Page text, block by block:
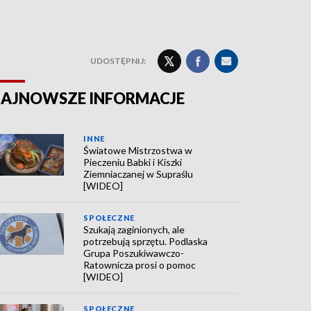
UDOSTĘPNIJ:
INFORMACJE
INNE
Światowe Mistrzostwa w
Pieczeniu Babki i Kiszki
Ziemniaczanej w Supraślu
[WIDEO]
SPOŁECZNE
Szukają zaginionych, ale
potrzebują sprzętu. Podlaska
Grupa Poszukiwawczo-
Ratownicza prosi o pomoc
[WIDEO]
SPOŁECZNE